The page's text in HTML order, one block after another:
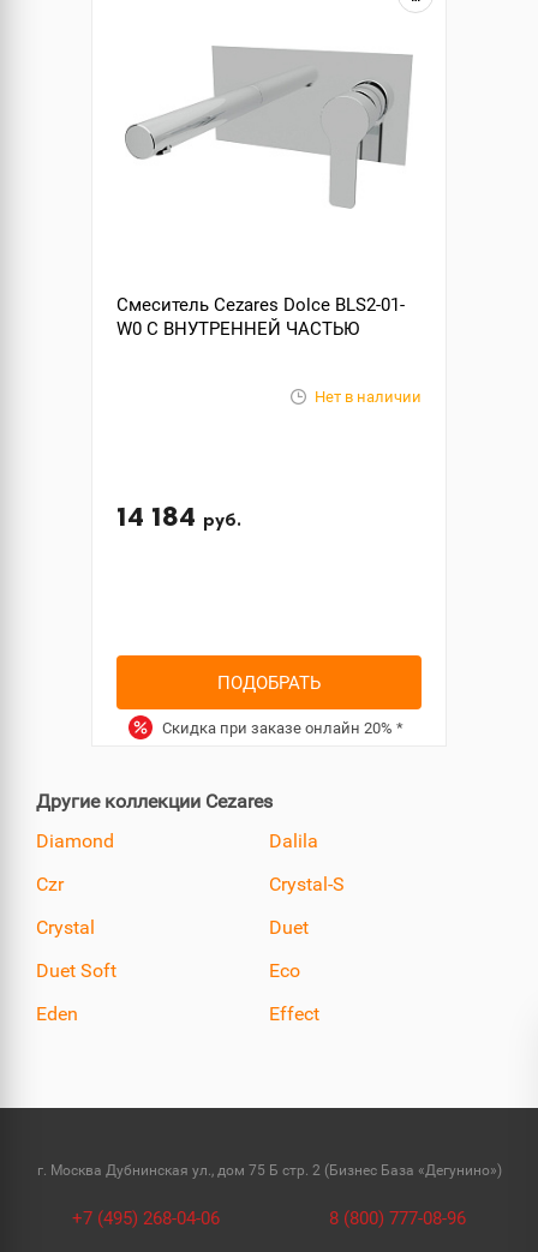
Смеситель Cezares Dolce BLS2-01-
W0 С ВНУТРЕННЕЙ ЧАСТЬЮ
Нет в наличии
14 184 руб.
ПОДОБРАТЬ
Скидка при заказе онлайн 20% *
Другие коллекции Cezares
Diamond
Dalila
Czr
Crystal-S
Crystal
Duet
Duet Soft
Eco
Eden
Effect
г. Москва Дубнинская ул., дом 75 Б стр. 2 (Бизнес База «Дегунино»)
+7 (495) 268-04-06 8 (800) 777-08-96